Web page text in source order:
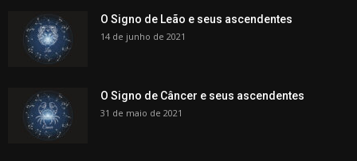
O Signo de Leão e seus ascendentes
14 de junho de 2021
O Signo de Câncer e seus ascendentes
31 de maio de 2021